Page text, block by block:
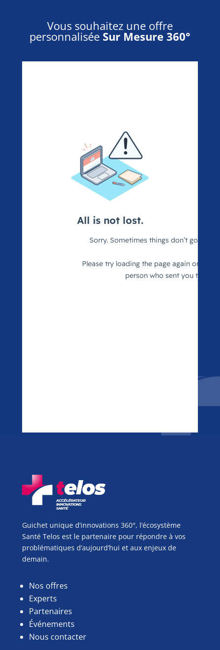
Vous souhaitez une offre
personnalisée Sur Mesure 360°
Guichet unique d’innovations 360°, l’écosystème
Santé Telos est le partenaire pour répondre à vos
problématiques d’aujourd’hui et aux enjeux de
demain.
Nos offres
Experts
Partenaires
Événements
Nous contacter